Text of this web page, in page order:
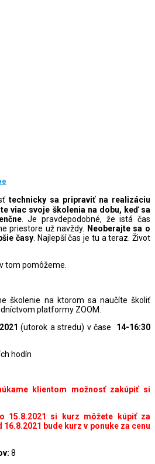
technicky sa pripraviť na realizáciu
viac svoje školenia na dobu, keď sa
. Je pravdepodobné, že istá čas
priestore už navždy.
Neoberajte sa o
časy. Najlepší čas je tu a teraz. Život
tom pomôžeme.
školenie na ktorom sa naučíte školiť
platformy ZOOM.
(utorok a stredu) v čase 14-16:30
hodín
klientom možnosť zakúpiť si
15.8.2021 si kurz môžete kúpiť za
16.8.2021 bude kurz v ponuke za cenu
8